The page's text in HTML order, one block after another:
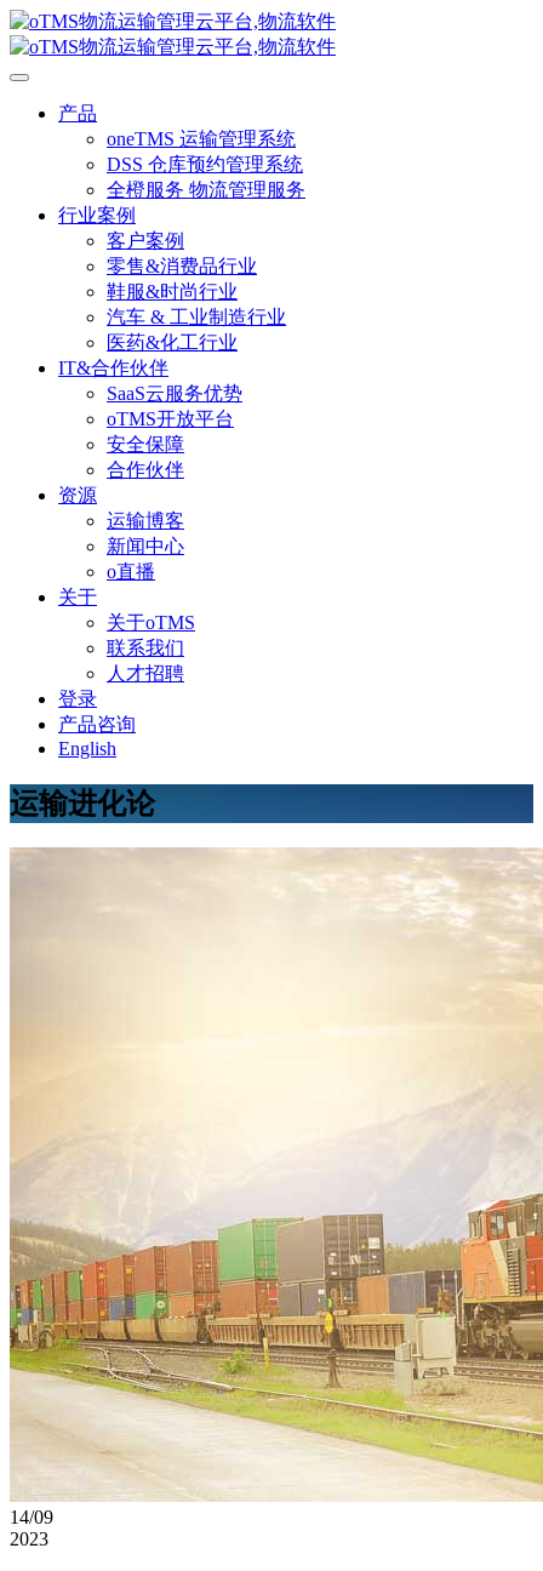
产品
oneTMS 运输管理系统
DSS 仓库预约管理系统
全橙服务 物流管理服务
行业案例
客户案例
零售&消费品行业
鞋服&时尚行业
汽车 & 工业制造行业
医药&化工行业
IT&合作伙伴
SaaS云服务优势
oTMS开放平台
安全保障
合作伙伴
资源
运输博客
新闻中心
o直播
关于
关于oTMS
联系我们
人才招聘
登录
产品咨询
English
运输进化论
14/09
2023